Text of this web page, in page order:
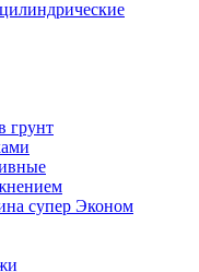
грунт
супер Эконом